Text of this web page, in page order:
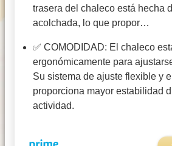
trasera del chaleco está hecha
acolchada, lo que propor…
✅ COMODIDAD: El chaleco
ergonómicamente para
Su sistema de ajuste flexible y
proporciona mayor estabilidad
actividad.